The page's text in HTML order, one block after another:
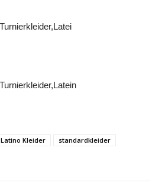
Latino Kleider
standardkleider